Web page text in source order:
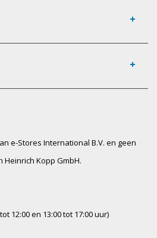
e-Stores International B.V. en geen
Kopp GmbH.
12:00 en 13:00 tot 17:00 uur)